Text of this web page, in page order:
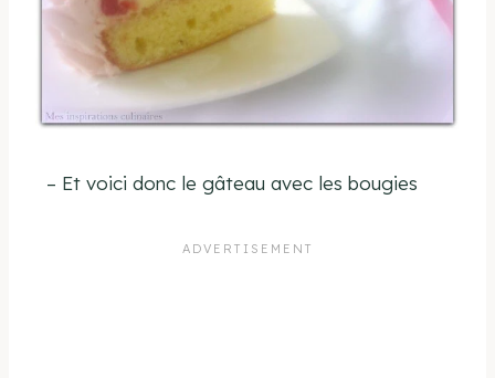
– Et voici donc le gâteau avec les bougies